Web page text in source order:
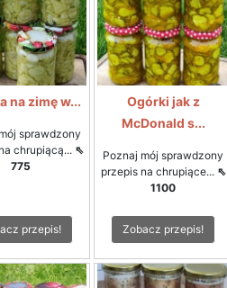
na zimę w...
sprawdzony
chrupiącą... ⇖
775
przepis!
Ogórki jak z
McDonald s...
Poznaj mój sprawdzony
przepis na chrupiące... ⇖
1100
Zobacz przepis!